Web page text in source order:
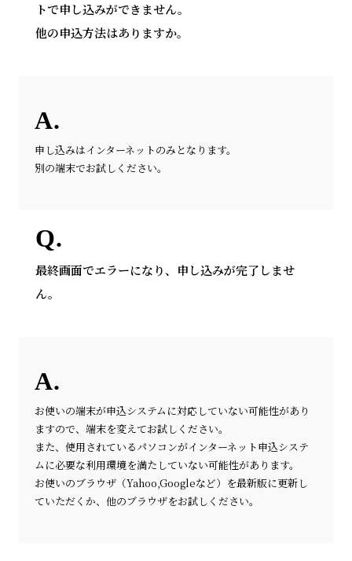
トで申し込みができません。
他の申込方法はありますか。
申し込みはインターネットのみとなります。
別の端末でお試しください。
最終画面でエラーになり、申し込みが完了しませ
ん。
お使いの端末が申込システムに対応していない可能性があり
ますので、端末を変えてお試しください。
また、使用されているパソコンがインターネット申込システ
ムに必要な利用環境を満たしていない可能性があります。
お使いのブラウザ（Yahoo,Googleなど）を最新版に更新し
ていただくか、他のブラウザをお試しください。